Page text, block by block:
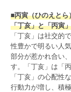
■丙寅（ひのえとら
「丁亥」と「丙寅
「丁亥」は社交的
性豊かで明るい人
部分が惹かれ合い
す。「丁亥」は「
「丁亥」の心配性
行動力が増し、積